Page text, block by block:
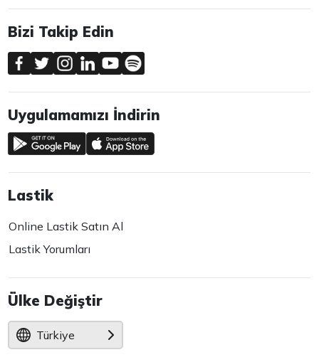
Bizi Takip Edin
Uygulamamızı İndirin
Lastik
Online Lastik Satın Al
Lastik Yorumları
Ülke Değiştir
Türkiye